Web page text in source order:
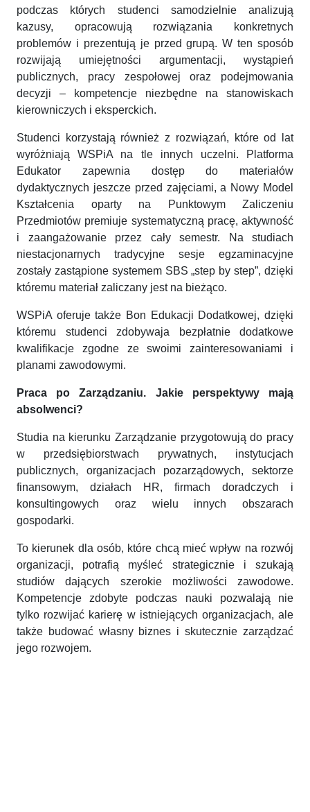
podczas których studenci samodzielnie analizują
kazusy, opracowują rozwiązania konkretnych
problemów i prezentują je przed grupą. W ten sposób
rozwijają umiejętności argumentacji, wystąpień
publicznych, pracy zespołowej oraz podejmowania
decyzji – kompetencje niezbędne na stanowiskach
kierowniczych i eksperckich.
Studenci korzystają również z rozwiązań, które od lat
wyróżniają WSPiA na tle innych uczelni. Platforma
Edukator zapewnia dostęp do materiałów
dydaktycznych jeszcze przed zajęciami, a Nowy Model
Kształcenia oparty na Punktowym Zaliczeniu
Przedmiotów premiuje systematyczną pracę, aktywność
i zaangażowanie przez cały semestr. Na studiach
niestacjonarnych tradycyjne sesje egzaminacyjne
zostały zastąpione systemem SBS „step by step”, dzięki
któremu materiał zaliczany jest na bieżąco.
WSPiA oferuje także Bon Edukacji Dodatkowej, dzięki
któremu studenci zdobywaja bezpłatnie dodatkowe
kwalifikacje zgodne ze swoimi zainteresowaniami i
planami zawodowymi.
Praca po Zarządzaniu. Jakie perspektywy mają
absolwenci?
Studia na kierunku Zarządzanie przygotowują do pracy
w przedsiębiorstwach prywatnych, instytucjach
publicznych, organizacjach pozarządowych, sektorze
finansowym, działach HR, firmach doradczych i
konsultingowych oraz wielu innych obszarach
gospodarki.
To kierunek dla osób, które chcą mieć wpływ na rozwój
organizacji, potrafią myśleć strategicznie i szukają
studiów dających szerokie możliwości zawodowe.
Kompetencje zdobyte podczas nauki pozwalają nie
tylko rozwijać karierę w istniejących organizacjach, ale
także budować własny biznes i skutecznie zarządzać
jego rozwojem.